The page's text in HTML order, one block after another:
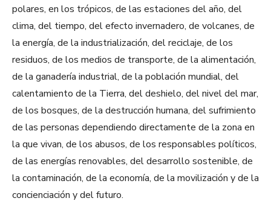
polares, en los trópicos, de las estaciones del año, del
clima, del tiempo, del efecto invernadero, de volcanes, de
la energía, de la industrialización, del reciclaje, de los
residuos, de los medios de transporte, de la alimentación,
de la ganadería industrial, de la población mundial, del
calentamiento de la Tierra, del deshielo, del nivel del mar,
de los bosques, de la destrucción humana, del sufrimiento
de las personas dependiendo directamente de la zona en
la que vivan, de los abusos, de los responsables políticos,
de las energías renovables, del desarrollo sostenible, de
la contaminación, de la economía, de la movilización y de la
concienciación y del futuro.